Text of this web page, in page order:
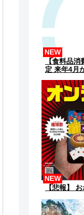
【食料品
定 来年4月
NEW
【悲報】 お
NEW